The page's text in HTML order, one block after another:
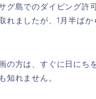
グ島でのダイビング許
ましたが、1月半ばか
の方は、すぐに日にち
れません。